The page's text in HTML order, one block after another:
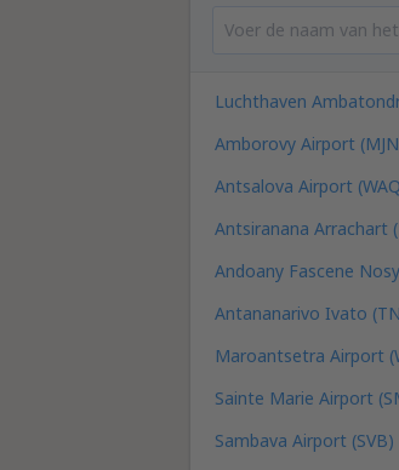
Luchthaven
Amborovy Airport
Antsalova Airport
Antsiranana Arrachart
Andoany Fascene
Antananarivo Ivato
Maroantsetra Airport
Sainte Marie Airport
Sambava Airport (SVB)